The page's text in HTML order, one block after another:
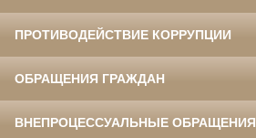
ПРОТИВОДЕЙСТВИЕ КОРРУПЦИИ
ОБРАЩЕНИЯ ГРАЖДАН
ВНЕПРОЦЕССУАЛЬНЫЕ ОБРАЩЕНИЯ